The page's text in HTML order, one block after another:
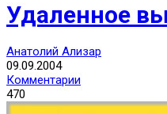
Удаленное
Анатолий Ализар
09.09.2004
Комментарии
470